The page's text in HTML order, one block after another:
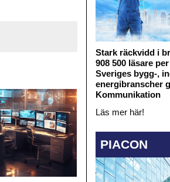
Stark räckvidd i
908 500 läsare
Sveriges bygg-,
energibranscher
Kommunikation
Läs mer här!
PIACON